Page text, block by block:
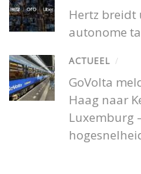
Hertz breidt
autonome
ACTUEEL /
GoVolta
Haag naar
Luxemburg